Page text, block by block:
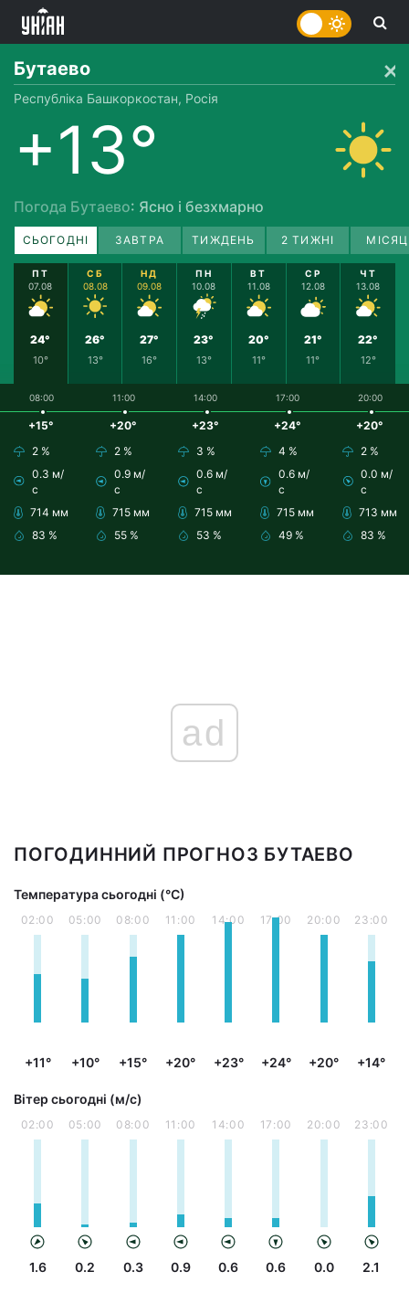
Бутаево
Республіка Башкоркостан, Росія
+13°
Погода Бутаево: Ясно і безхмарно
СЬОГОДНІ ЗАВТРА ТИЖДЕНЬ 2 ТИЖНІ
ПТ
07.08
24°
10°
СБ
08.08
26°
13°
НД
09.08
27°
16°
ПН
10.08
23°
13°
ВТ
11.08
20°
11°
СР
12.08
21°
11°
ЧТ
13.08
22°
12°
08:00
+15°
2 %
0.3 м/
с
714 мм
83 %
11:00
+20°
2 %
0.9 м/
с
715 мм
55 %
14:00
+23°
3 %
0.6 м/
с
715 мм
53 %
17:00
+24°
4 %
0.6 м/
с
715 мм
49 %
20:00
+20°
2 %
0.0 м/
с
713 мм
83 %
ad
ПОГОДИННИЙ ПРОГНОЗ БУТАЕВО
Температура сьогодні (°С)
02:00
+11°
05:00
+10°
08:00
+15°
11:00
+20°
14:00
+23°
17:00
+24°
20:00
+20°
23:00
+14°
Вітер сьогодні (м/с)
02:00
1.6
05:00
0.2
08:00
0.3
11:00
0.9
14:00
0.6
17:00
0.6
20:00
0.0
23:00
2.1